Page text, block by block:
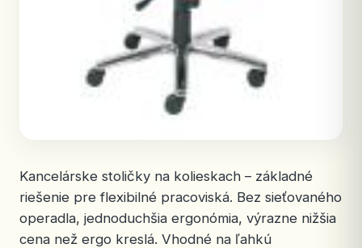
Kancelárske stoličky na kolieskach – základné
riešenie pre flexibilné pracoviská. Bez sieťovaného
operadla, jednoduchšia ergonómia, výrazne nižšia
cena než ergo kreslá. Vhodné na ľahkú